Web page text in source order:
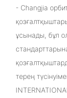
- Changjia
ұсынады, бұл
терең